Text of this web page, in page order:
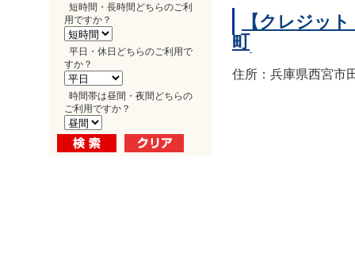
短時間・長時間どちらのご利
用ですか？
平日・休日どちらのご利用で
すか？
時間帯は昼間・夜間どちらの
ご利用ですか？
【クレジッ
町
住所：兵庫県西宮市